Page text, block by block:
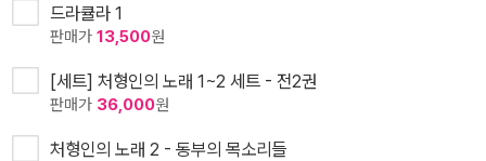
드라큘라 1
판매가 13,500원
[세트] 처형인의 노래 1~2 세트 - 전2권
판매가 36,000원
처형인의 노래 2 - 동부의 목소리들